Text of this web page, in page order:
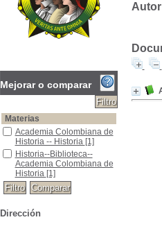
Mejorar o comparar
Materias
Academia Colombiana de Historia --
Academia Colombiana de
Historia -- Historia [1]
Historia--Biblioteca--Academia
Historia--Biblioteca--
Academia Colombiana de
Historia [1]
Dirección